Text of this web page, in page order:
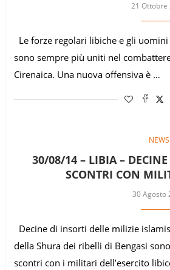
21 Ottobre
Le forze regolari libiche e gli
sono sempre più uniti nel
Cirenaica. Una nuova offensiva è …
NEWS
30/08/14 – LIBIA –
SCONTRI CON
30 Agosto
Decine di insorti delle milizie
della Shura dei ribelli di Bengasi
scontri con i militari dell’esercito